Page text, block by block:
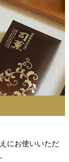
にお使いいただ